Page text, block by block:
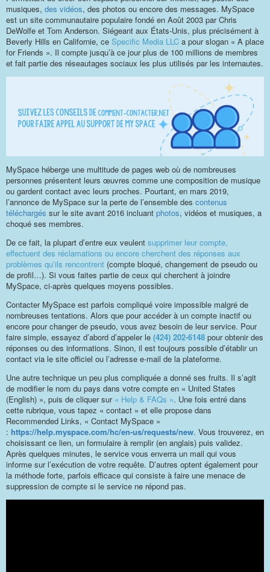
musiques, des vidéos, des photos ou encore des messages. MySpace
est un site communautaire populaire fondé en Août 2003 par Chris
DeWolfe et Tom Anderson. Siégeant aux États-Unis, plus précisément à
Beverly Hills en Californie, ce Specific Media LLC a pour slogan « A place
for Friends ». Il compte jusqu’à ce jour plus de 100 millions de membres
et fait partie des réseautages sociaux les plus utilisés par les internautes.
MySpace héberge une multitude de pages web où de nombreuses
personnes présentent leurs œuvres comme une composition de musique
ou gardent contact avec leurs proches. Pourtant, en mars 2019,
l’annonce de MySpace sur la perte de l’ensemble des contenus
téléchargés sur le site avant 2016 incluant photos, vidéos et musiques, a
choqué ses membres.
De ce fait, la plupart d’entre eux veulent supprimer leur compte,
effectuent des réclamations ou encore cherchent des réponses aux
problèmes qu’ils rencontrent (compte bloqué, changement de pseudo ou
de profil…). Si vous faites partie de ceux qui cherchent à joindre
MySpace, ci-après quelques moyens possibles.
Contacter MySpace est parfois compliqué voire impossible malgré de
nombreuses tentations. Alors que pour accéder à un compte inactif ou
encore pour changer de pseudo, vous avez besoin de leur service. Pour
faire simple, essayez d’abord d’appeler le (424) 202-6148 pour obtenir des
réponses ou des informations. Sinon, il est toujours possible d’établir un
contact via le site officiel ou l’adresse e-mail de la plateforme.
Une autre technique un peu plus compliquée a donné ses fruits. Il s’agit
de modifier le nom du pays dans votre compte en « United States
(English) », puis de cliquer sur« Help & FAQs ». Une fois entré dans
cette rubrique, vous tapez « contact » et elle propose dans
Recommended Links, « Contact MySpace »
: https://help.myspace.com/hc/en-us/requests/new. Vous trouverez, en
choisissant ce lien, un formulaire à remplir (en anglais) puis validez.
Après quelques minutes, le service vous enverra un mail qui vous
informe sur l’exécution de votre requête. D’autres optent également pour
la méthode forte, parfois efficace qui consiste à faire une menace de
suppression de compte si le service ne répond pas.